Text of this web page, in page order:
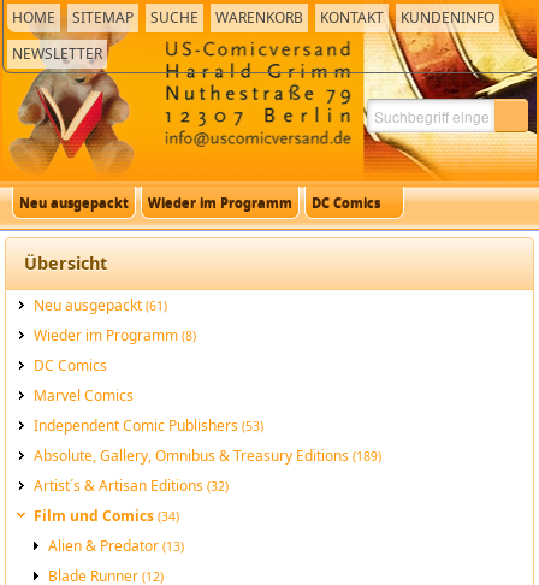
HOME SITEMAP SUCHE WARENKORB KONTAKT
KUNDENINFO
NEWSLETTER
Neu ausgepackt Wieder im Programm DC Comics
Übersicht
Neu ausgepackt(61)
Wieder im Programm(8)
DC Comics
Marvel Comics
Independent Comic Publishers(53)
Absolute, Gallery, Omnibus & Treasury Editions(189)
Artist´s & Artisan Editions(32)
Film und Comics(34)
Alien & Predator(13)
Blade Runner(12)